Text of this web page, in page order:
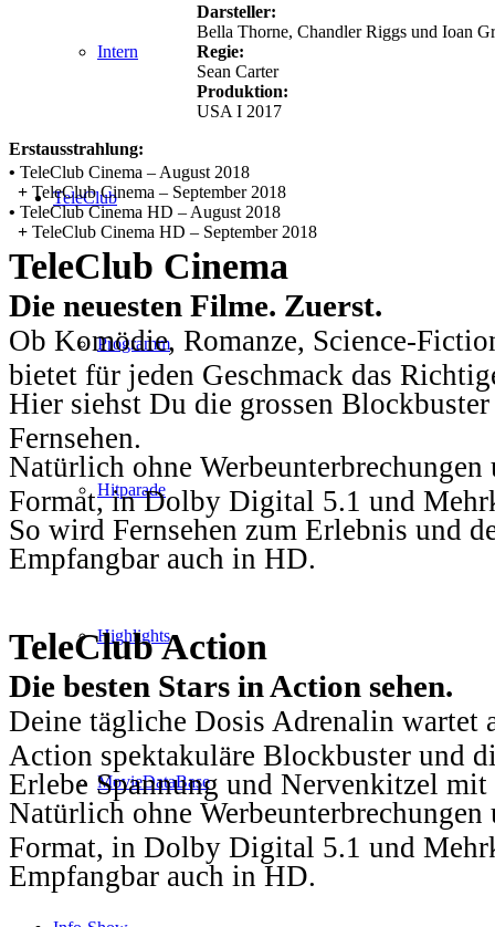
Intern
TeleClub
Programm
Hitparade
Highlights
MovieDataBase
Darsteller:
Bella Thorne, Chandler Riggs und Ioan
Regie:
Sean Carter
Produktion:
USA I 2017
Erstausstrahlung:
• TeleClub Cinema – August 2018
+ TeleClub Cinema – September 2018
• TeleClub Cinema HD – August 2018
+ TeleClub Cinema HD – September 2018
TeleClub Cinema
Die neuesten Filme. Zuerst.
Ob Komödie, Romanze, Science-
bietet für jeden Geschmack das
Hier siehst Du die grossen
Fernsehen.
Natürlich ohne
Format, in Dolby Digital 5.1 und
So wird Fernsehen zum Erlebnis und
Empfangbar auch in HD.
TeleClub Action
Die besten Stars in Action sehen.
Deine tägliche Dosis Adrenalin wartet
Action spektakuläre Blockbuster und
Erlebe Spannung und Nervenkitzel
Natürlich ohne
Format, in Dolby Digital 5.1 und
Empfangbar auch in HD.